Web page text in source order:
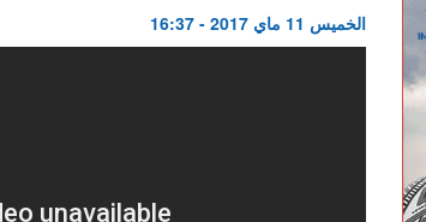
الخميس 11 ماي 2017 - 16:37